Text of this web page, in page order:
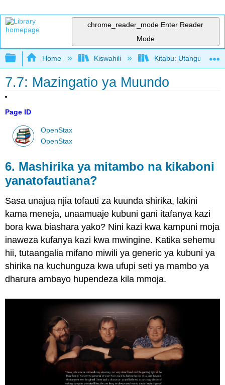
chrome_reader_mode Enter Reader
Mode
Expand/collapse global hierarchy
Home Kiswahili Kitabu: Utangulizi wa
7.7: Mazingatio ya Muundo
Page ID
OpenStax
OpenStax
6. Mashirika ya mitambo na kikaboni
yanatofautiana?
Sasa unajua njia tofauti za kuunda shirika, lakini
kama meneja, unaamuaje kubuni gani itafanya kazi
bora kwa biashara yako? Nini kazi kwa kampuni moja
inaweza kufanya kazi kwa mwingine. Katika sehemu
hii, tutaangalia mifano miwili ya generic ya kubuni ya
shirika na kuchunguza kwa ufupi seti ya mambo ya
dharura ambayo hupendeza kila mmoja.